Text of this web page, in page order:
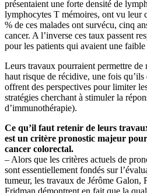
présentaient une forte densité de
lymphocytes T mémoires, ont vu leur
% de ces malades ont survécu, cinq
cancer. A l’inverse ces taux passent
pour les patients qui avaient une
Leurs travaux pourraient permettre de
haut risque de récidive, une fois
offrent des perspectives pour limiter
stratégies cherchant à stimuler la
d’immunothérapie).
Ce qu’il faut retenir de leurs
est un critère pronostic majeur
cancer colorectal.
– Alors que les critères actuels de
sont essentiellement fondés sur
tumeur, les travaux de Jérôme Galon,
Fridman démontrent en fait que la